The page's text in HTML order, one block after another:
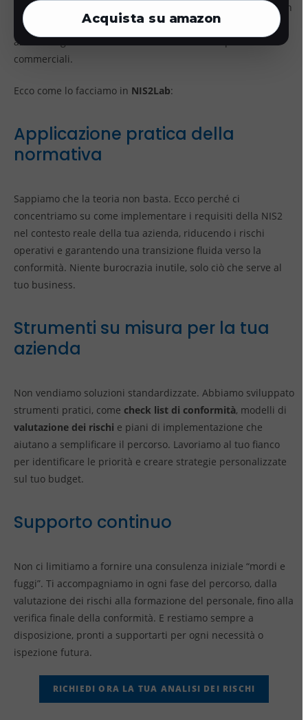
Acquista su amazon
Il nostro obiettivo è trasformare l’adeguamento normativo in
un vantaggio competitivo: rafforzare la sicurezza della tua
azienda significa rafforzare la fiducia dei tuoi partner
commerciali.
Ecco come lo facciamo in NIS2Lab:
Applicazione pratica della
normativa
Sappiamo che la teoria non basta. Ecco perché ci
concentriamo su come implementare i requisiti della NIS2
nel contesto reale della tua azienda, riducendo i rischi
operativi e garantendo una transizione fluida verso la
conformità. Niente burocrazia inutile, solo ciò che serve al
tuo business.
Strumenti su misura per la tua
azienda
Non vendiamo soluzioni standardizzate. Abbiamo sviluppato
strumenti pratici, come check list di conformità, modelli di
valutazione dei rischi e piani di implementazione che
aiutano a semplificare il percorso. Lavoriamo al tuo fianco
per identificare le priorità e creare strategie personalizzate
sul tuo budget.
Supporto continuo
Non ci limitiamo a fornire una consulenza iniziale “mordi e
fuggi”. Ti accompagniamo in ogni fase del percorso, dalla
valutazione dei rischi alla formazione del personale, fino alla
verifica finale della conformità. E restiamo sempre a
disposizione, pronti a supportarti per ogni necessità o
ispezione futura.
RICHIEDI ORA LA TUA ANALISI DEI RISCHI